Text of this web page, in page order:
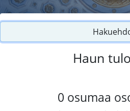
Haun
0 osumaa